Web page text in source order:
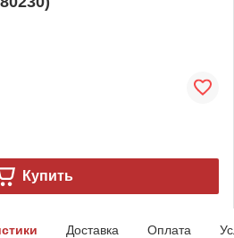
Купить
Доставка Оплата